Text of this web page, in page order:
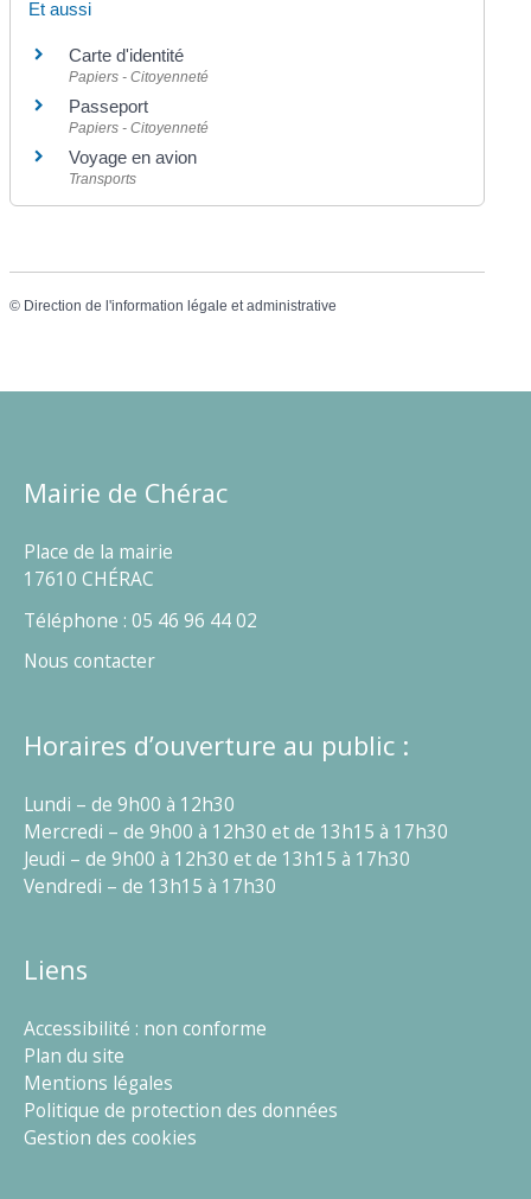
Et aussi
Carte d'identité
Papiers - Citoyenneté
Passeport
Papiers - Citoyenneté
Voyage en avion
Transports
© Direction de l'information légale et administrative
Mairie de Chérac
Place de la mairie
17610 CHÉRAC
Téléphone : 05 46 96 44 02
Nous contacter
Horaires d’ouverture au public :
Lundi – de 9h00 à 12h30
Mercredi – de 9h00 à 12h30 et de 13h15 à 17h30
Jeudi – de 9h00 à 12h30 et de 13h15 à 17h30
Vendredi – de 13h15 à 17h30
Liens
Accessibilité : non conforme
Plan du site
Mentions légales
Politique de protection des données
Gestion des cookies